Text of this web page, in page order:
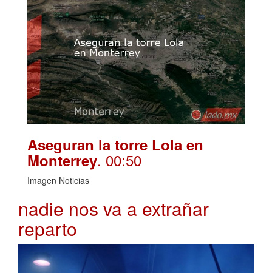
Aseguran la torre Lola en
Monterrey. 00:50
Imagen Noticias
nadie nos va a extrañar
reparto